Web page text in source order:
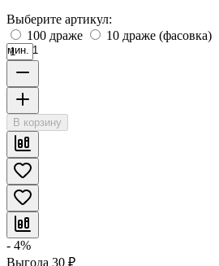
Выберите артикул:
100 драже
10 драже (фасовка)
мин. 1
В корзину
- 4%
Выгода 30 ₽